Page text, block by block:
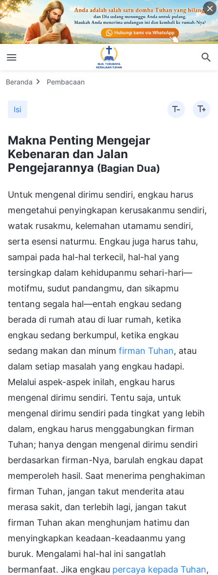
Beranda Pembacaan
Isi
Makna Penting Mengejar
Kebenaran dan Jalan
Pengejarannya (Bagian Dua)
Untuk mengenal dirimu sendiri, engkau harus
mengetahui penyingkapan kerusakanmu sendiri,
watak rusakmu, kelemahan utamamu sendiri,
serta esensi naturmu. Engkau juga harus tahu,
sampai pada hal-hal terkecil, hal-hal yang
tersingkap dalam kehidupanmu sehari-hari—
motifmu, sudut pandangmu, dan sikapmu
tentang segala hal—entah engkau sedang
berada di rumah atau di luar rumah, ketika
engkau sedang berkumpul, ketika engkau
sedang makan dan minum firman Tuhan, atau
dalam setiap masalah yang engkau hadapi.
Melalui aspek-aspek inilah, engkau harus
mengenal dirimu sendiri. Tentu saja, untuk
mengenal dirimu sendiri pada tingkat yang lebih
dalam, engkau harus menggabungkan firman
Tuhan; hanya dengan mengenal dirimu sendiri
berdasarkan firman-Nya, barulah engkau dapat
memperoleh hasil. Saat menerima penghakiman
firman Tuhan, jangan takut menderita atau
merasa sakit, dan terlebih lagi, jangan takut
firman Tuhan akan menghunjam hatimu dan
menyingkapkan keadaan-keadaanmu yang
buruk. Mengalami hal-hal ini sangatlah
bermanfaat. Jika engkau percaya kepada Tuhan,